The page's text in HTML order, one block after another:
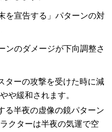
を宣告する」パターンの対
ンのダメージが下向調整さ
ターの攻撃を受けた時に減
や緩和されます。
る半夜の虚像の鏡パターン
クターは半夜の気運で空